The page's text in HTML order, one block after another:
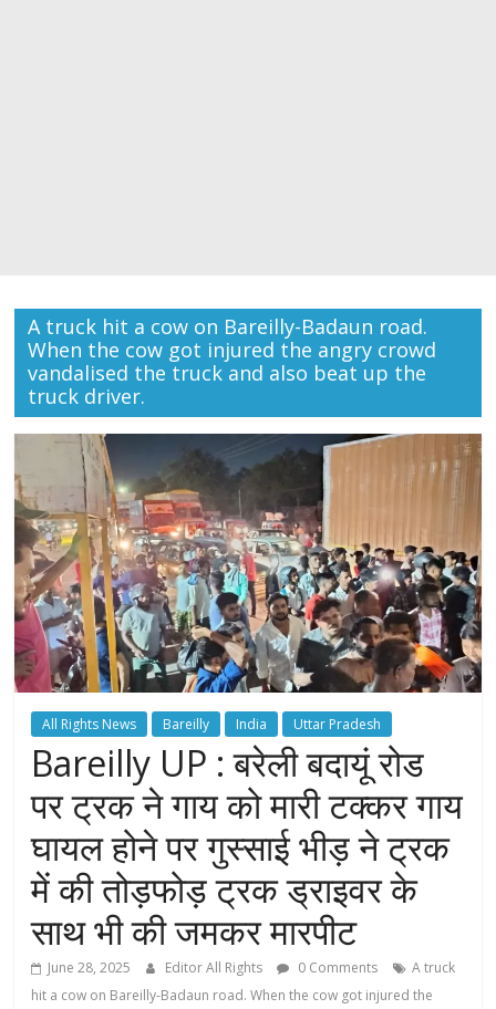
A truck hit a cow on Bareilly-Badaun road.
When the cow got injured the angry crowd
vandalised the truck and also beat up the
truck driver.
All Rights News Bareilly India Uttar Pradesh
Bareilly UP : बरेली बदायूं रोड
पर ट्रक ने गाय को मारी टक्कर गाय
घायल होने पर गुस्साई भीड़ ने ट्रक
में की तोड़फोड़ ट्रक ड्राइवर के
साथ भी की जमकर मारपीट
June 28, 2025 Editor All Rights 0 Comments
A truck
hit a cow on Bareilly-Badaun road. When the cow got injured the